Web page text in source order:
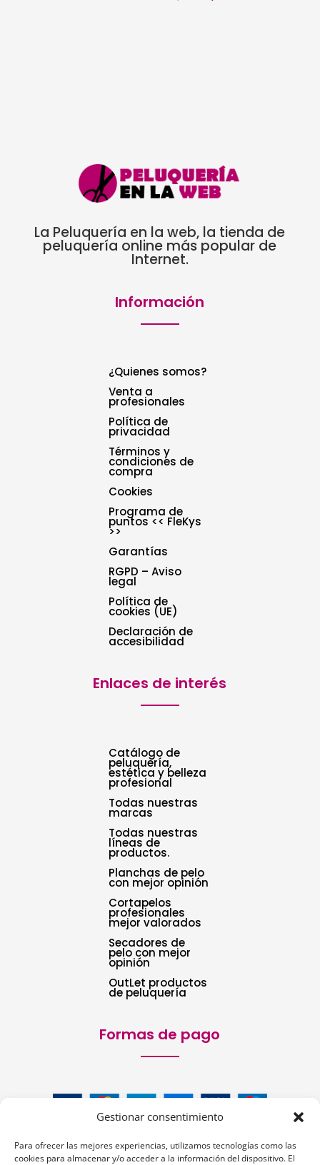
Gestionar consentimiento
Para ofrecer las mejores experiencias, utilizamos tecnologías como las
cookies para almacenar y/o acceder a la información del dispositivo. El
La Peluquería en la web, la tienda de
peluquería online más popular de
Internet.
Información
¿Quienes somos?
Venta a
profesionales
Política de
privacidad
Términos y
condiciones de
compra
Cookies
Programa de
puntos << FleKys
>>
Garantías
RGPD – Aviso
legal
Política de
cookies (UE)
Declaración de
accesibilidad
Enlaces de interés
Catálogo de
peluquería,
estética y belleza
profesional
Todas nuestras
marcas
Todas nuestras
líneas de
productos.
Planchas de pelo
con mejor opinión
Cortapelos
profesionales
mejor valorados
Secadores de
pelo con mejor
opinión
OutLet productos
de peluquería
Formas de pago